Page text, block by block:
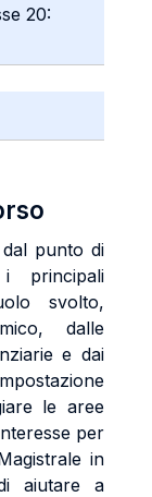
20:
punto di
principali
svolto,
dalle
e dai
le aree
per
in
aiutare a